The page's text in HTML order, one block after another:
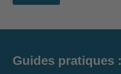
Guides pratiques :